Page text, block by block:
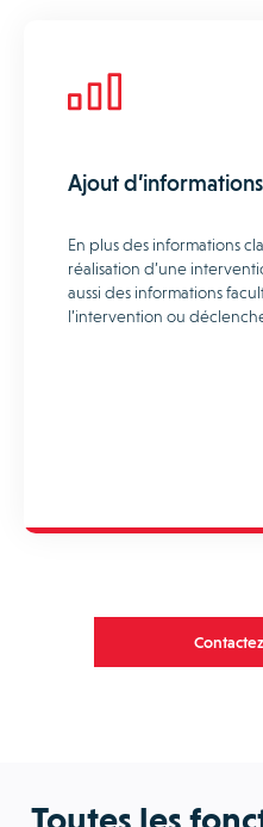
Ajout
En plus des informations
réalisation d’une
aussi des informations
l’intervention ou